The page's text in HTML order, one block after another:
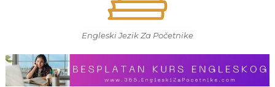
Engleski Jezik Za Početnike